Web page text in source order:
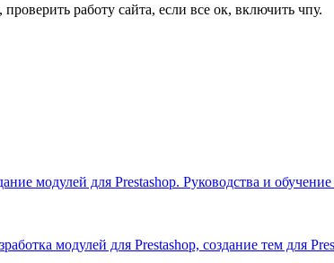
работу сайта, если все ок, включить чпу.
модулей для Prestashop. Руководства и обучение
модулей для Prestashop, создание тем для